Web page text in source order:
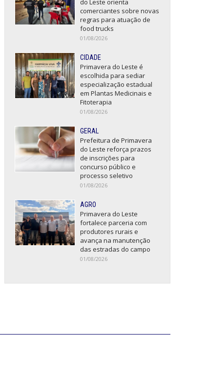
do Leste orienta
comerciantes sobre novas
regras para atuação de
food trucks
01/08/2026
CIDADE
Primavera do Leste é
escolhida para sediar
especialização estadual
em Plantas Medicinais e
Fitoterapia
01/08/2026
GERAL
Prefeitura de Primavera
do Leste reforça prazos
de inscrições para
concurso público e
processo seletivo
01/08/2026
AGRO
Primavera do Leste
fortalece parceria com
produtores rurais e
avança na manutenção
das estradas do campo
01/08/2026